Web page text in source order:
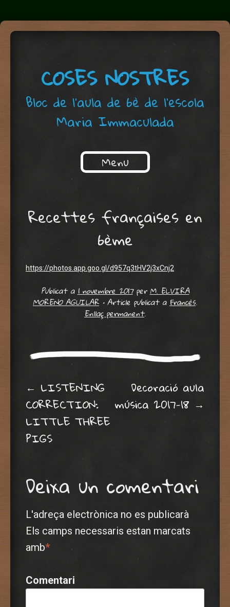
COSES NOSTRES
Bloc de l'aula de 6è de l'escola
Maria Immaculada
Menu
Skip to content
Recettes françaises en
6ème
https://photos.app.goo.gl/d957q3tHV2j3xCnj2
Publicat a1 novembre 2017perM. ELVIRA
MORENO AGUILAR •Article publicat aFrancès.
Enllaç permanent.
Post navigation
← LISTENING
CORRECTION:
LITTLE THREE
PIGS
Decoració aula
música 2017-18 →
Deixa un comentari
L'adreça electrònica no es publicarà
Els camps necessaris estan marcats
amb*
Comentari